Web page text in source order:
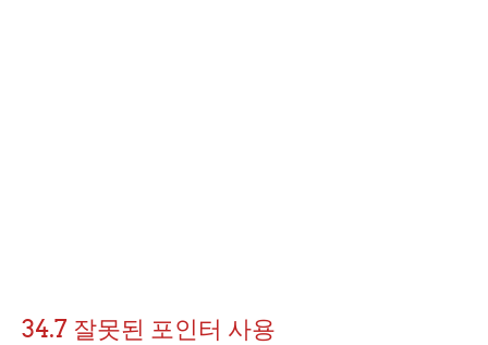
34.7 잘못된 포인터 사용